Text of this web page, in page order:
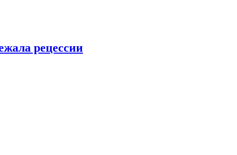
рецессии